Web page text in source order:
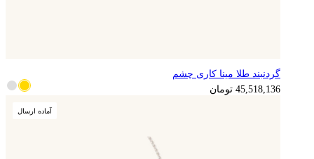
11,379,534 تومان
گردنبند طلا مینا کاری چشم
45,518,136 تومان
آماده ارسال